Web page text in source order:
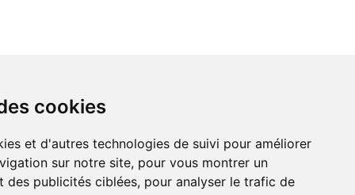
cookies
et d'autres technologies de suivi pour améliorer
sur notre site, pour vous montrer un
des publicités ciblées, pour analyser le trafic de